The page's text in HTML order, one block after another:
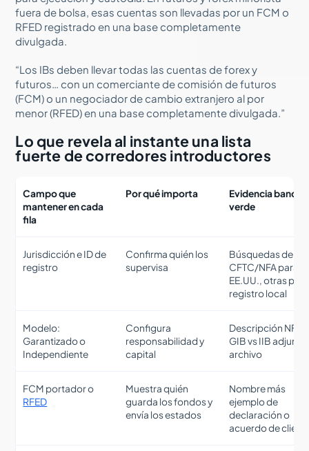
fuera de bolsa, esas cuentas son llevadas por un FCM o
RFED registrado en una base completamente
divulgada.
“Los IBs deben llevar todas las cuentas de forex y
futuros… con un comerciante de comisión de futuros
(FCM) o un negociador de cambio extranjero al por
menor (RFED) en una base completamente divulgada.”
Lo que revela al instante una lista
fuerte de corredores introductores
Campo que
mantener en cada
fila
Por qué importa
Evidencia
verde
Jurisdicción e ID de
registro
Confirma quién los
supervisa
Búsquedas de
CFTC/NFA para
EE.UU., otras por
registro local
Modelo:
Garantizado o
Independiente
Configura
responsabilidad y
capital
Descripción NFA
GIB vs IIB adjunta
archivo
FCM portador o
RFED
Muestra quién
guarda los fondos y
envía los estados
Nombre más
ejemplo de
declaración o
acuerdo de